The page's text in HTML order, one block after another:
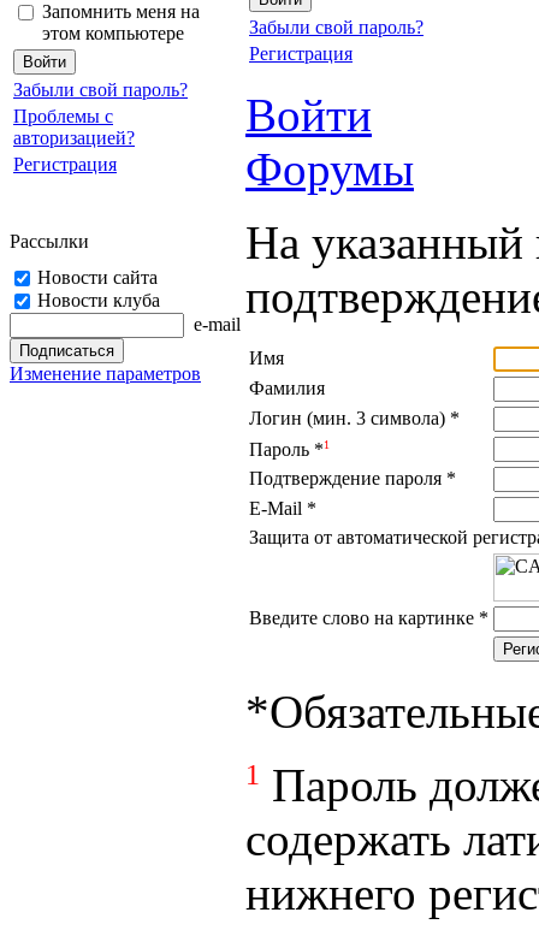
Запомнить меня на
этом компьютере
Забыли свой пароль?
Проблемы с
авторизацией?
Регистрация
Рассылки
Новости сайта
Новости клуба
e-mail
Изменение параметров
Забыли свой пароль?
Регистрация
Войти
Форумы
На указанный
Имя
Фамилия
Логин (мин. 3 символа) *
Пароль *1
Подтверждение пароля *
E-Mail *
Защита от автоматической
Введите слово на картинке *
*
1 Пароль
содержать
нижнего